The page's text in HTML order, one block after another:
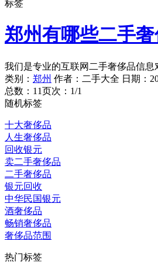
标签
郑州有哪些二手
我们是专业的互联网二手奢侈品信
类别： 郑州 作者： 二手大全 日期：
总数：1 1页次：1/1
随机标签
十大奢侈品
人生奢侈品
回收银元
卖二手奢侈品
二手奢侈品
银元回收
中华民国银元
酒奢侈品
畅销奢侈品
奢侈品范围
热门标签